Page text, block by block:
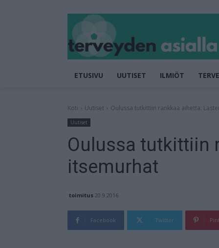
ETUSIVU UUTISET ILMIÖT
Koti Uutiset Oulussa tutkittiin rankkaa aihetta:
Uutiset
Oulussa tutkittiin
itsemurhat
toimitus 20.9.2016
Facebook Twitter